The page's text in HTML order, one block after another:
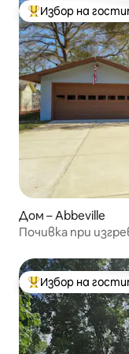
Най-популярен
Избор на
Дом – Abbeville
Почивка при
Най-популярен
Избор на